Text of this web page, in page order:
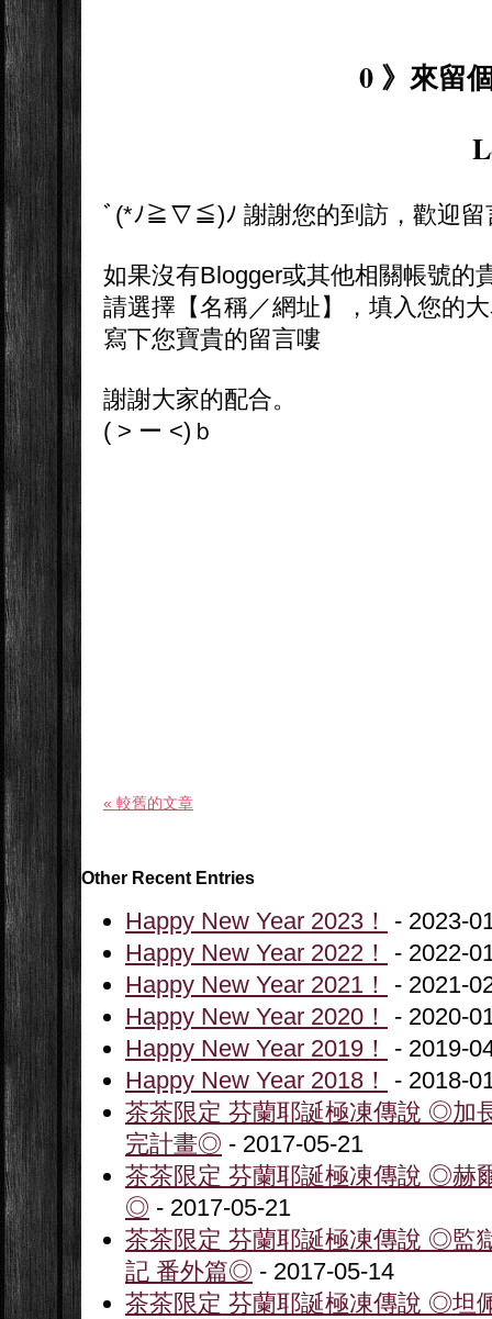
0 》來留
ﾞ(*ﾉ≧∇≦)ﾉ 謝謝您的到訪，歡迎留
如果沒有Blogger或其他相關帳號的
請選擇【名稱／網址】，填入您的
寫下您寶貴的留言嘍
謝謝大家的配合。
( > ー <)ｂ
« 較舊的文章
Other Recent Entries
Happy New Year 2023！
- 2023-
Happy New Year 2022！
- 2022-
Happy New Year 2021！
- 2021-
Happy New Year 2020！
- 2020-
Happy New Year 2019！
- 2019-
Happy New Year 2018！
- 2018-
茶茶限定 芬蘭耶誕極凍傳說 ◎加
完計畫◎ - 2017-05-21
茶茶限定 芬蘭耶誕極凍傳說 ◎赫
◎ - 2017-05-21
茶茶限定 芬蘭耶誕極凍傳說 ◎監
記 番外篇◎ - 2017-05-14
茶茶限定 芬蘭耶誕極凍傳說 ◎坦